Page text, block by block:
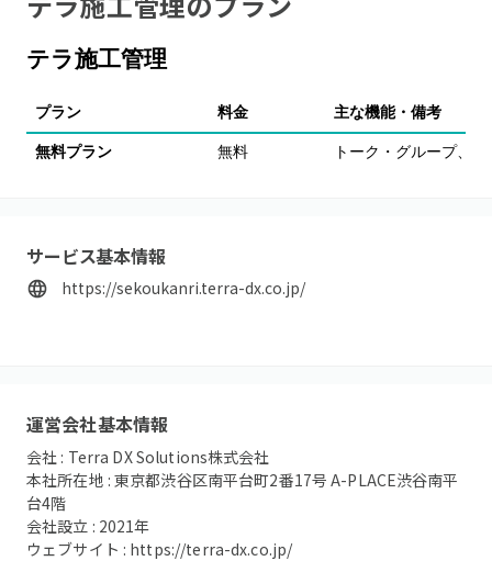
テラ施工管理
プラン 料金 主な機能・備考
無料プラン 無料 トーク・グループ、
サービス基本情報
https://sekoukanri.terra-dx.co.jp/
運営会社基本情報
会社 : Terra DX Solutions株式会社
本社所在地 :東京都渋谷区南平台町2番17号 A-PLACE渋谷南平
台4階
会社設立 : 2021年
ウェブサイト : https://terra-dx.co.jp/